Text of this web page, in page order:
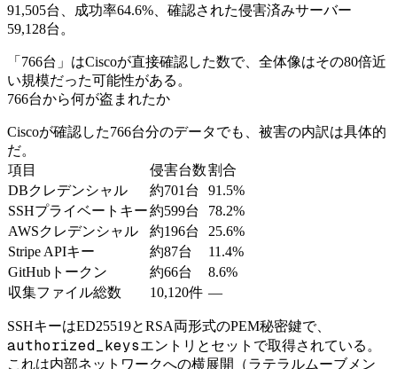
91,505台、成功率64.6%、確認された侵害済みサーバー
59,128台。
「766台」はCiscoが直接確認した数で、全体像はその80倍近
い規模だった可能性がある。
766台から何が盗まれたか
Ciscoが確認した766台分のデータでも、被害の内訳は具体的
だ。
項目
侵害台数割合
DBクレデンシャル
約701台
91.5%
SSHプライベートキー約599台
78.2%
AWSクレデンシャル
約196台
25.6%
Stripe APIキー
約87台
11.4%
GitHubトークン
約66台
8.6%
収集ファイル総数
10,120件 —
SSHキーはED25519とRSA両形式のPEM秘密鍵で、
authorized_keysエントリとセットで取得されている。
これは内部ネットワークへの横展開（ラテラルムーブメン